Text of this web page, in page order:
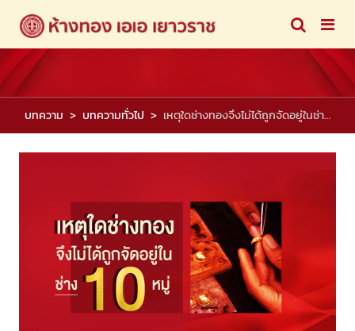
บทความ บทความทั่วไป เหตุใดช่างทองจึงไม่ได้ถูกจัดอยู่ในช่าง 10 หมู่